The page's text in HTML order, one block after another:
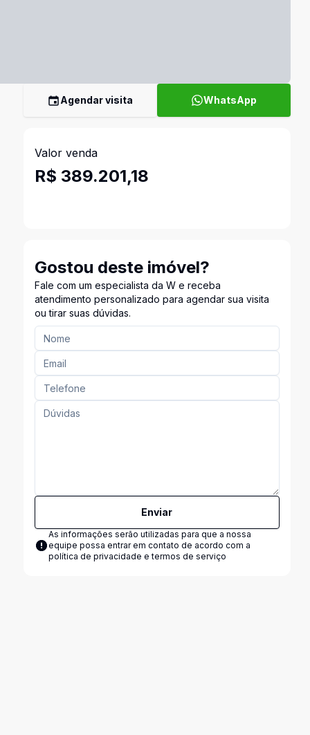
Agendar visita WhatsApp
Valor venda
R$ 389.201,18
Gostou deste imóvel?
Fale com um especialista da W e receba
atendimento personalizado para agendar sua visita
ou tirar suas dúvidas.
Enviar
As informações serão utilizadas para que a nossa
equipe possa entrar em contato de acordo com a
política de privacidade e termos de serviço